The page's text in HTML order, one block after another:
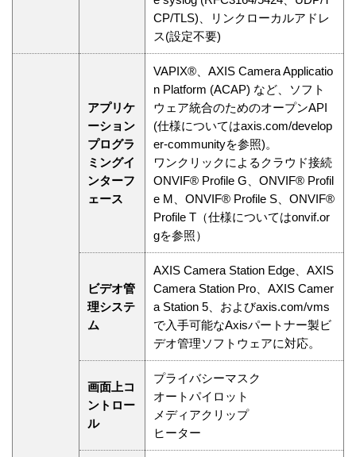
CP/TLS)、リンクローカルアドレ
ス(設定不要)
アプリケ
ーション
プログラ
ミングイ
ンターフ
ェース
VAPIX®、AXIS Camera Applicatio
n Platform (ACAP) など、ソフト
ウェア統合のためのオープンAPI
(仕様についてはaxis.com/develop
er-communityを参照)。
ワンクリックによるクラウド接続
ONVIF® Profile G、ONVIF® Profil
e M、ONVIF® Profile S、ONVIF®
Profile T（仕様についてはonvif.or
gを参照）
ビデオ管
理システ
ム
AXIS Camera Station Edge、AXIS
Camera Station Pro、AXIS Camer
a Station 5、およびaxis.com/vms
で入手可能なAxisパートナー製ビ
デオ管理ソフトウェアに対応。
画面上コ
ントロー
ル
プライバシーマスク
オートパイロット
メディアクリップ
ヒーター